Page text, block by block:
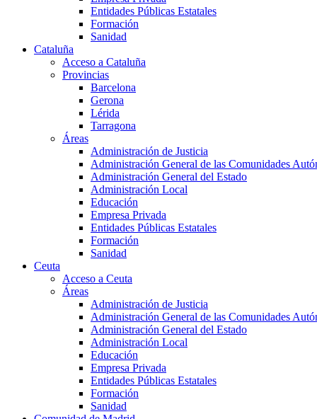
Entidades Públicas Estatales
Formación
Sanidad
Cataluña
Acceso a Cataluña
Provincias
Barcelona
Gerona
Lérida
Tarragona
Áreas
Administración de Justicia
Administración General de las Comunidades
Administración General del Estado
Administración Local
Educación
Empresa Privada
Entidades Públicas Estatales
Formación
Sanidad
Ceuta
Acceso a Ceuta
Áreas
Administración de Justicia
Administración General de las Comunidades
Administración General del Estado
Administración Local
Educación
Empresa Privada
Entidades Públicas Estatales
Formación
Sanidad